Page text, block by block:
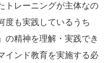
トレーニングが主体なの
度も実践しているうち
の精神を理解・実践でき
インド教育を実施する必